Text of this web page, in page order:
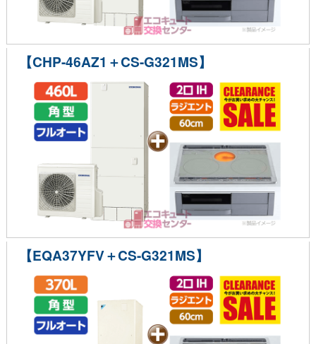
【CHP-46AZ1＋CS-G321MS】
【EQA37YFV＋CS-G321MS】